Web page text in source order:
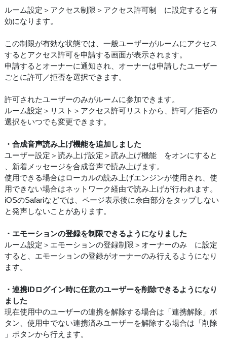
ルーム設定＞アクセス制限＞アクセス許可制 に設定すると有
効になります。
この制限が有効な状態では、一般ユーザーがルームにアクセス
するとアクセス許可を申請する画面が表示されます。
申請するとオーナーに通知され、オーナーは申請したユーザー
ごとに許可／拒否を選択できます。
許可されたユーザーのみがルームに参加できます。
ルーム設定＞リスト＞アクセス許可リストから、許可／拒否の
選択をいつでも変更できます。
・合成音声読み上げ機能を追加しました
ユーザー設定＞読み上げ設定＞読み上げ機能 をオンにすると
、新着メッセージを合成音声で読み上げます。
使用できる場合はローカルの読み上げエンジンが使用され、使
用できない場合はネットワーク経由で読み上げが行われます。
iOSのSafariなどでは、ページ表示後に余白部分をタップしない
と発声しないことがあります。
・エモーションの登録を制限できるようになりました
ルーム設定＞エモーションの登録制限＞オーナーのみ に設定
すると、エモーションの登録がオーナーのみ行えるようになり
ます。
・連携IDログイン時に任意のユーザーを削除できるようになり
ました
現在使用中のユーザーの連携を解除する場合は「連携解除」ボ
タン、使用中でない連携済みユーザーを解除する場合は「削除
」ボタンから行えます。